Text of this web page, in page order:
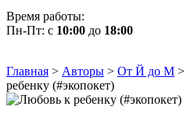
Время работы:
Пн-Пт: с 10:00 до 18:00
Главная > Авторы > От Й до М >
ребенку (#экопокет)